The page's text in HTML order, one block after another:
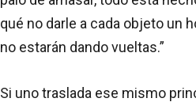
qué no darle a cada objeto un
no estarán dando vueltas.”
Si uno traslada ese mismo